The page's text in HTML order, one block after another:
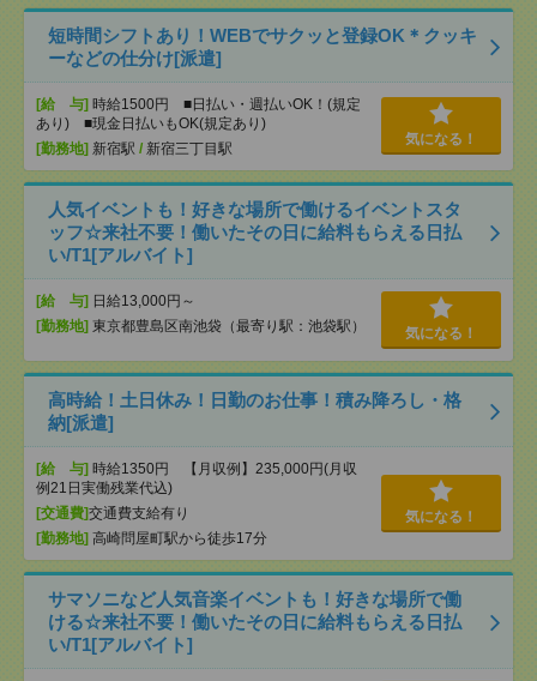
短時間シフトあり！WEBでサクッと登録OK＊クッキ
ーなどの仕分け[派遣]
[給 与] 時給1500円 ■日払い・週払いOK！(規定
あり) ■現金日払いもOK(規定あり)
[勤務地] 新宿駅 / 新宿三丁目駅
気になる！
人気イベントも！好きな場所で働けるイベントスタ
ッフ☆来社不要！働いたその日に給料もらえる日払
い/T1[アルバイト]
[給 与] 日給13,000円～
[勤務地] 東京都豊島区南池袋（最寄り駅：池袋駅） 気になる！
高時給！土日休み！日勤のお仕事！積み降ろし・格
納[派遣]
[給 与] 時給1350円 【月収例】235,000円(月収
例21日実働残業代込)
[交通費]交通費支給有り
[勤務地] 高崎問屋町駅から徒歩17分
気になる！
サマソニなど人気音楽イベントも！好きな場所で働
ける☆来社不要！働いたその日に給料もらえる日払
い/T1[アルバイト]